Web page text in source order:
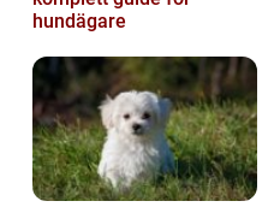
hundägare